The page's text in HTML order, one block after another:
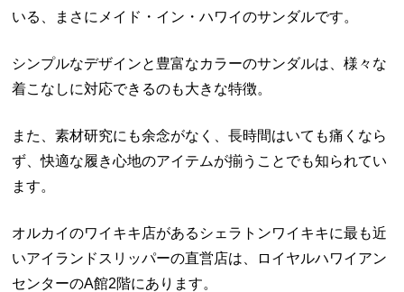
いる、まさにメイド・イン・ハワイのサンダルです。
シンプルなデザインと豊富なカラーのサンダルは、様々な
着こなしに対応できるのも大きな特徴。
また、素材研究にも余念がなく、長時間はいても痛くなら
ず、快適な履き心地のアイテムが揃うことでも知られてい
ます。
オルカイのワイキキ店があるシェラトンワイキキに最も近
いアイランドスリッパーの直営店は、ロイヤルハワイアン
センターのA館2階にあります。